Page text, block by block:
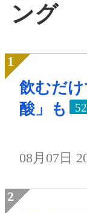
ング
飲むだ
酸」も
52
08月07日